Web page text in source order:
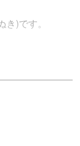
)です。
を刺しながら
である「AJC